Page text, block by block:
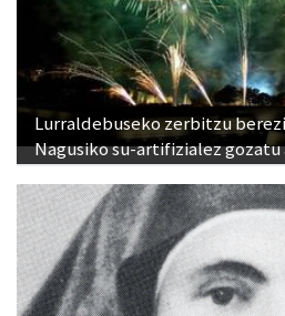
Lurraldebuseko zerbitzu
Nagusiko su-artifizialez